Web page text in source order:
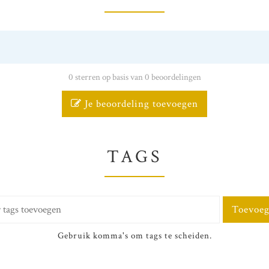
0 sterren op basis van 0 beoordelingen
Je beoordeling toevoegen
TAGS
Gebruik komma's om tags te scheiden.